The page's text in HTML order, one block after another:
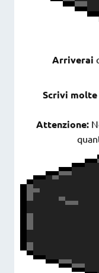
Arriverai
Scrivi
Attenzione: